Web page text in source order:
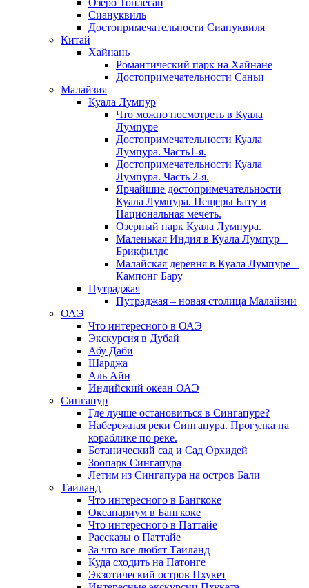
Озеро Тонлесап
Сиануквиль
Достопримечательности Сиануквиля
Китай
Хайнань
Романтический парк на Хайнане
Достопримечательности Саньи
Малайзия
Куала Лумпур
Что можно посмотреть в Куала
Лумпуре
Достопримечательности Куала
Лумпура. Часть1-я.
Достопримечательности Куала
Лумпура. Часть 2-я.
Ярчайшие достопримечательности
Куала Лумпура. Пещеры Бату и
Национальная мечеть.
Озерный парк Куала Лумпура.
Маленькая Индия в Куала Лумпур –
Брикфилдс
Малайская деревня в Куала Лумпуре –
Кампонг Бару
Путраджая
Путраджая – новая столица Малайзии
ОАЭ
Что интересного в ОАЭ
Экскурсия в Дубай
Абу Даби
Шарджа
Аль Айн
Индийский океан ОАЭ
Сингапур
Где лучше остановиться в Сингапуре?
Набережная реки Сингапура. Прогулка на
кораблике по реке.
Ботанический сад и Сад Орхидей
Зоопарк Сингапура
Летим из Сингапура на остров Бали
Таиланд
Что интересного в Бангкоке
Океанариум в Бангкоке
Что интересного в Паттайе
Рассказы о Паттайе
За что все любят Таиланд
Куда сходить на Патонге
Экзотический остров Пхукет